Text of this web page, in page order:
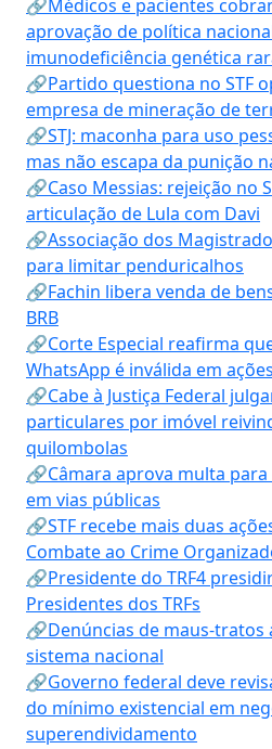
🔗Médicos e pacientes
aprovação de política
imunodeficiência genética
🔗Partido questiona no STF
empresa de mineração de
🔗STJ: maconha para uso
mas não escapa da punição
🔗Caso Messias: rejeição no
articulação de Lula com Davi
🔗Associação dos
para limitar penduricalhos
🔗Fachin libera venda de
BRB
🔗Corte Especial reafirma
WhatsApp é inválida em
🔗Cabe à Justiça Federal
particulares por imóvel
quilombolas
🔗Câmara aprova multa
em vias públicas
🔗STF recebe mais duas
Combate ao Crime
🔗Presidente do TRF4
Presidentes dos TRFs
🔗Denúncias de maus-
sistema nacional
🔗Governo federal deve
do mínimo existencial em
superendividamento